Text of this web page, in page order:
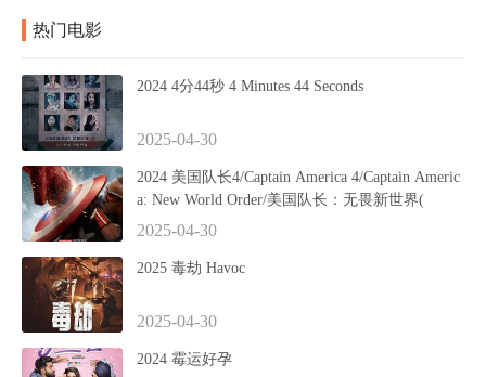
热门电影
2024 4分44秒 4 Minutes 44 Seconds
2025-04-30
2024 美国队长4/Captain America 4/Captain Americ
a: New World Order/美国队长：无畏新世界(
2025-04-30
2025 毒劫 Havoc
2025-04-30
2024 霉运好孕